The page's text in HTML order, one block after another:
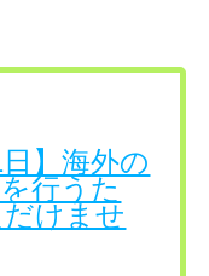
日】海外の
行うた
けませ